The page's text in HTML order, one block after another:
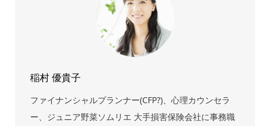
稲村 優貴子
ファイナンシャルプランナー(CFP?)、心理カウンセラ
ー、ジュニア野菜ソムリエ 大手損害保険会社に事務職